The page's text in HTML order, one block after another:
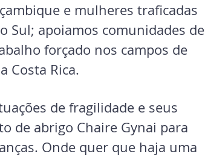
e mulheres traficadas
Sul; apoiamos comunidades de
forçado nos campos de
Costa Rica.
de fragilidade e seus
de abrigo Chaire Gynai para
Onde quer que haja uma